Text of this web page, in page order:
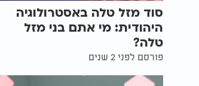
סוד מזל טלה באסטרולוגיה
היהודית: מי אתם בני מזל
טלה?
פורסם לפני 2 שנים